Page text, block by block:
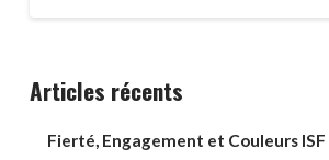
Articles récents
Fierté, Engagement et Couleurs